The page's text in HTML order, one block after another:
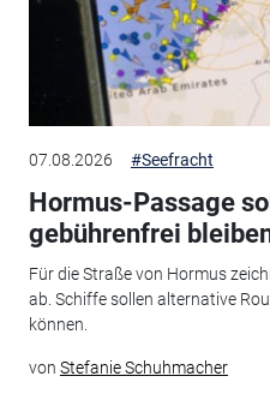
07.08.2026 #Seefracht
Hormus-Passage
gebührenfrei
Für die Straße von Hormus
ab. Schiffe sollen alternative
können.
von Stefanie Schuhmacher